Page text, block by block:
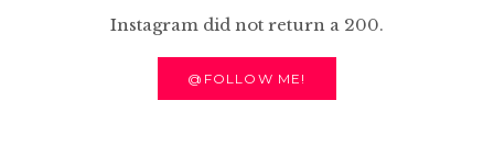
Instagram did not return a 200.
@FOLLOW ME!